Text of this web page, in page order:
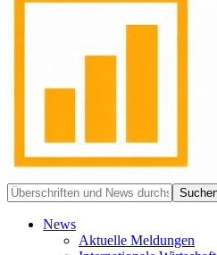
News
Aktuelle Meldungen